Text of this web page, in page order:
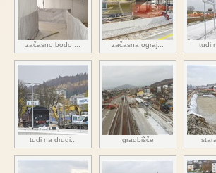
začasno bodo ... začasna ograj... tudi
tudi na drugi... gradbišče